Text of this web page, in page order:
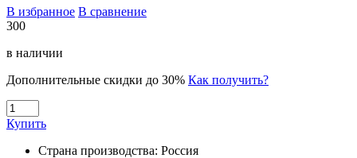
В избранное В сравнение
300
в наличии
Дополнительные скидки до 30% Как получить?
Купить
Страна производства: Россия